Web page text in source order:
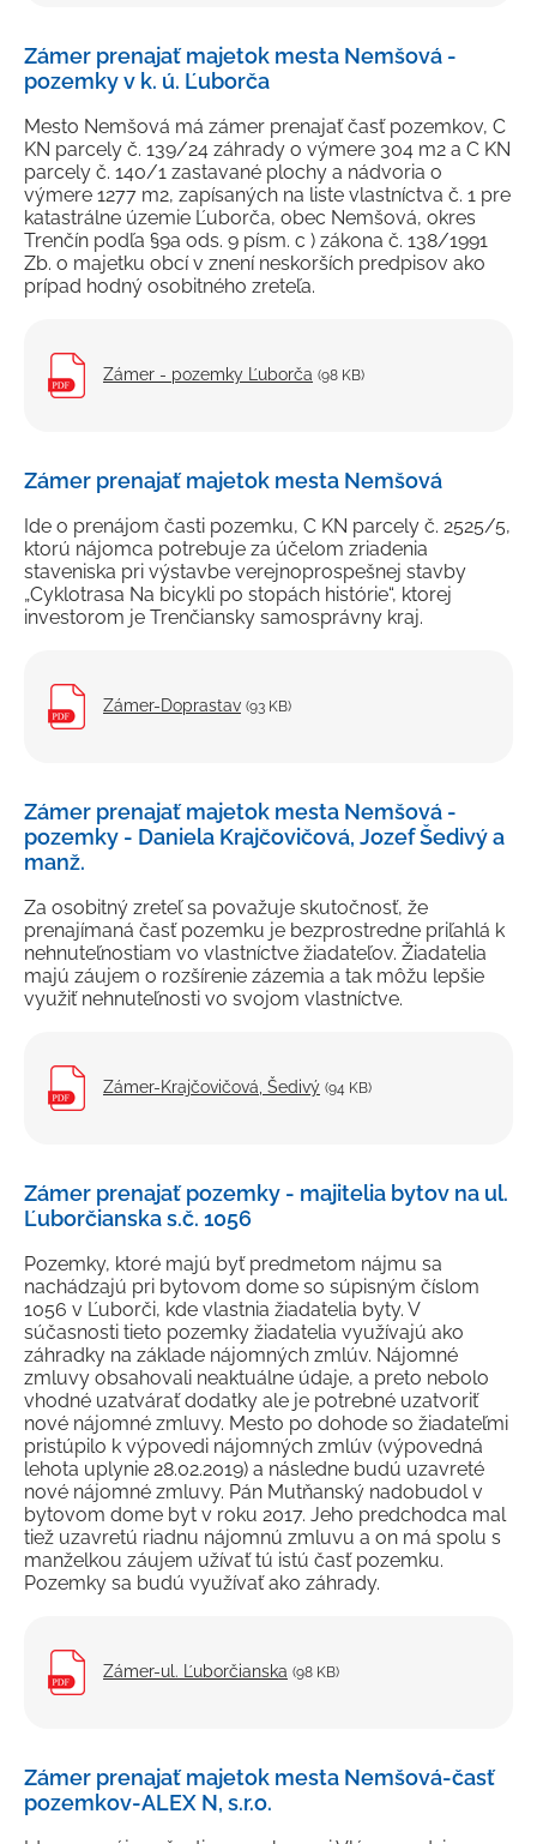
Úradná tabuľa
Zámer prenajať majetok mesta Nemšová -
pozemky v k. ú. Ľuborča
Mesto Nemšová má zámer prenajať časť pozemkov, C
KN parcely č. 139/24 záhrady o výmere 304 m2 a C KN
parcely č. 140/1 zastavané plochy a nádvoria o
výmere 1277 m2, zapísaných na liste vlastníctva č. 1 pre
katastrálne územie Ľuborča, obec Nemšová, okres
Trenčín podľa §9a ods. 9 písm. c ) zákona č. 138/1991
Zb. o majetku obcí v znení neskorších predpisov ako
prípad hodný osobitného zreteľa.
Zámer - pozemky Ľuborča (98 KB)
Zámer prenajať majetok mesta Nemšová
Ide o prenájom časti pozemku, C KN parcely č. 2525/5,
ktorú nájomca potrebuje za účelom zriadenia
staveniska pri výstavbe verejnoprospešnej stavby
„Cyklotrasa Na bicykli po stopách histórie“, ktorej
investorom je Trenčiansky samosprávny kraj.
Zámer-Doprastav (93 KB)
Zámer prenajať majetok mesta Nemšová -
pozemky - Daniela Krajčovičová, Jozef Šedivý a
manž.
Za osobitný zreteľ sa považuje skutočnosť, že
prenajímaná časť pozemku je bezprostredne priľahlá k
nehnuteľnostiam vo vlastníctve žiadateľov. Žiadatelia
majú záujem o rozšírenie zázemia a tak môžu lepšie
využiť nehnuteľnosti vo svojom vlastníctve.
Zámer-Krajčovičová, Šedivý (94 KB)
Zámer prenajať pozemky - majitelia bytov na ul.
Ľuborčianska s.č. 1056
Pozemky, ktoré majú byť predmetom nájmu sa
nachádzajú pri bytovom dome so súpisným číslom
1056 v Ľuborči, kde vlastnia žiadatelia byty. V
súčasnosti tieto pozemky žiadatelia využívajú ako
záhradky na základe nájomných zmlúv. Nájomné
zmluvy obsahovali neaktuálne údaje, a preto nebolo
vhodné uzatvárať dodatky ale je potrebné uzatvoriť
nové nájomné zmluvy. Mesto po dohode so žiadateľmi
pristúpilo k výpovedi nájomných zmlúv (výpovedná
lehota uplynie 28.02.2019) a následne budú uzavreté
nové nájomné zmluvy. Pán Mutňanský nadobudol v
bytovom dome byt v roku 2017. Jeho predchodca mal
tiež uzavretú riadnu nájomnú zmluvu a on má spolu s
manželkou záujem užívať tú istú časť pozemku.
Pozemky sa budú využívať ako záhrady.
Zámer-ul. Ľuborčianska (98 KB)
Zámer prenajať majetok mesta Nemšová-časť
pozemkov-ALEX N, s.r.o.